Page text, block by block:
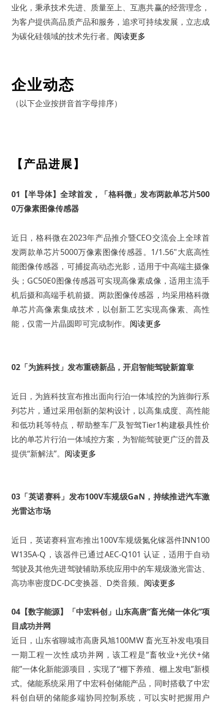
业化，秉承技术先进、质量至上、互惠共赢的经营理念，
为客户提供高品质产品和服务，追求可持续发展，立志成
为碳化硅领域的技术先行者。 阅读更多
企业动态
（以下企业按拼音首字母排序）
【产品进展】
01 【半导体】全球首发，「格科微」发布两款单芯片500
0万像素图像传感器
近日，格科微在2023年产品推介暨CEO交流会上全球首
发两款单芯片5000万像素图像传感器。1/1.56"大底高性
能图像传感器，可捕捉高动态光影，适用于中高端主摄像
头；GC50E0图像传感器可实现高像素成像，适用主流手
机后摄和高端手机前摄。两款图像传感器，均采用格科微
单芯片高像素集成技术，以创新工艺实现高像素、高性
能，仅需一片晶圆即可完成制作。 阅读更多
02「为旌科技」发布重磅新品，开启智能驾驶新篇章
近日，为旌科技宣布推出面向行泊一体域控的为旌御行系
列芯片，通过采用创新的架构设计，以高集成度、高性能
和低功耗等特点，帮助整车厂及智驾Tier1构建极具性价
比的单芯片行泊一体域控方案，为智能驾驶更广泛的普及
提供“新解法”。 阅读更多
03「英诺赛科」发布100V车规级GaN，持续推进汽车激
光雷达市场
近日，英诺赛科宣布推出100V车规级氮化镓器件INN100
W135A-Q，该器件已通过AEC-Q101 认证，适用于自动
驾驶及其他先进驾驶辅助系统应用中的车规级激光雷达、
高功率密度DC-DC变换器、D类音频。 阅读更多
04【数字能源】「中宏科创」山东高唐“畜光储一体化”项
目成功并网
近日，山东省聊城市高唐风旭100MW 畜光互补发电项目
一期工程一次性成功并网，该工程是“畜牧业+光伏+储
能”一体化新能源项目，实现了“棚下养殖、棚上发电”新模
式。储能系统采用了中宏科创储能产品，同时搭载了中宏
科创自研的储能多端协同控制系统，可以实时把握用户